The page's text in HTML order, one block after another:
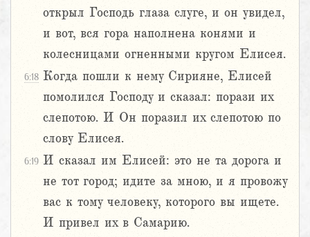
открыл Господь глаза слуге, и он увидел,
и вот, вся гора наполнена конями и
колесницами огненными кругом Елисея.
6:18 Когда пошли к нему Сирияне, Елисей
помолился Господу и сказал: порази их
слепотою. И Он поразил их слепотою по
слову Елисея.
6:19 И сказал им Елисей: это не та дорога и
не тот город; идите за мною, и я провожу
вас к тому человеку, которого вы ищете.
И привел их в Самарию.